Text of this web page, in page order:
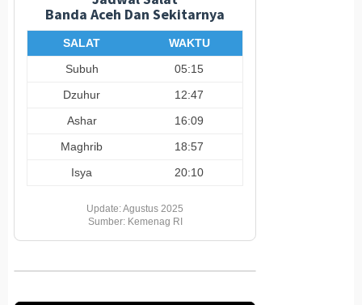
Banda Aceh Dan Sekitarnya
SALAT
WAKTU
Subuh
05:15
Dzuhur
12:47
Ashar
16:09
Maghrib
18:57
Isya
20:10
Update: Agustus 2025
Sumber: Kemenag RI